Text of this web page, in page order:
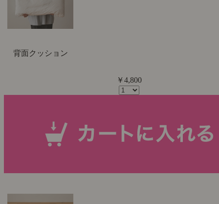
背面クッション
￥4,800